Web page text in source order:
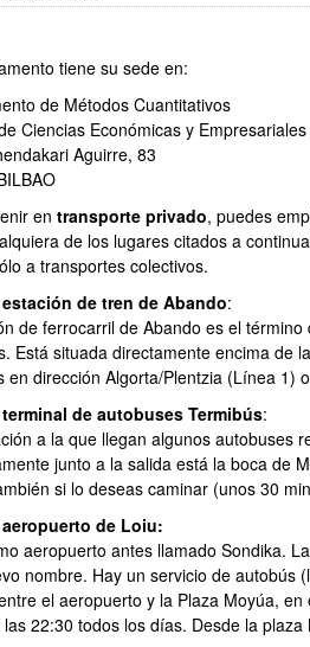
tiene su sede en:
de Métodos Cuantitativos
Ciencias Económicas y Empresariales
Aguirre, 83
en transporte privado, puedes
de los lugares citados a
a transportes colectivos.
de tren de Abando:
de ferrocarril de Abando es el
Está situada directamente encima de
en dirección Algorta/Plentzia (Línea 1)
de autobuses Termibús:
a la que llegan algunos autobuses
junto a la salida está la boca de
si lo deseas caminar (unos 30
de Loiu:
aeropuerto antes llamado Sondika.
nombre. Hay un servicio de autobús
el aeropuerto y la Plaza Moyúa,
las 22:30 todos los días. Desde la